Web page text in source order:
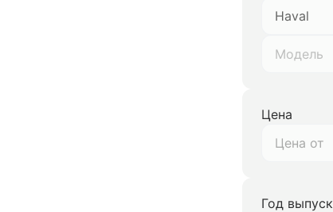
Haval
Модель
Цена
Год